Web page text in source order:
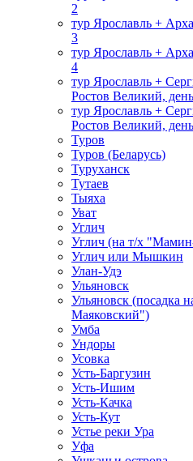
2
тур Ярославль +
3
тур Ярославль +
4
тур Ярославль +
Ростов Великий,
тур Ярославль +
Ростов Великий,
Туров
Туров (Беларусь)
Туруханск
Тутаев
Тыяха
Уват
Углич
Углич (на т/х
Углич или Мышкин
Улан-Удэ
Ульяновск
Ульяновск (посадка
Маяковский")
Умба
Ундоры
Усовка
Усть-Баргузин
Усть-Ишим
Усть-Качка
Усть-Кут
Устье реки Ура
Уфа